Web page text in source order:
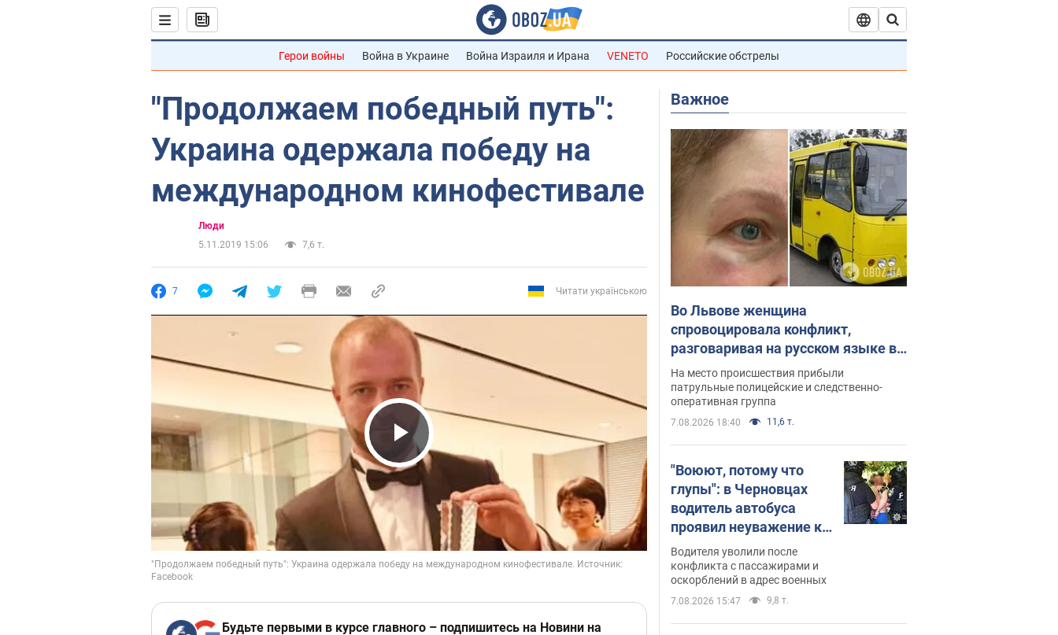
Герои войны Война в Украине Война Израиля и Ирана VENETO Российские обстрелы
"Продолжаем победный путь":
Украина одержала победу на
международном кинофестивале
Люди
5.11.2019 15:06
7,6 т.
7 Читати українською
Play Video
Будьте первыми в курсе главного – подпишитесь на Новини на
Важное
Во Львове женщина
спровоцировала конфликт,
разговаривая на русском языке в
маршрутке: полиция составила
административный протокол.
Видео
На место происшествия прибыли
патрульные полицейские и следственно-
оперативная группа
7.08.2026 18:40 11,6 т.
"Воюют, потому что
глупы": в Черновцах
водитель автобуса
проявил неуважение к
украинским военным и
поплатился за это.
Видео
Водителя уволили после
конфликта с пассажирами и
оскорблений в адрес военных
7.08.2026 15:47 9,8 т.